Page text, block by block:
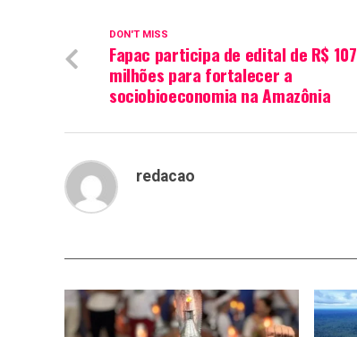
DON'T MISS
Fapac participa de edital de R$ 107
milhões para fortalecer a
sociobioeconomia na Amazônia
redacao